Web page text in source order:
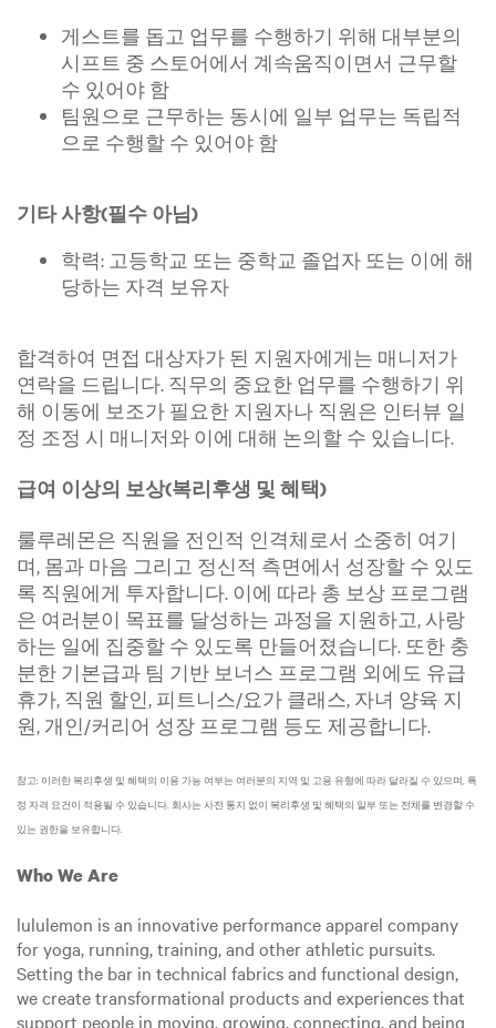
게스트를 돕고 업무를 수행하기 위해 대부분의
시프트 중 스토어에서 계속움직이면서 근무할
수 있어야 함
팀원으로 근무하는 동시에 일부 업무는 독립적
으로 수행할 수 있어야 함
기타 사항(필수 아님)
학력: 고등학교 또는 중학교 졸업자 또는 이에 해
당하는 자격 보유자
합격하여 면접 대상자가 된 지원자에게는 매니저가
연락을 드립니다. 직무의 중요한 업무를 수행하기 위
해 이동에 보조가 필요한 지원자나 직원은 인터뷰 일
정 조정 시 매니저와 이에 대해 논의할 수 있습니다.
급여 이상의 보상(복리후생 및 혜택)
룰루레몬은 직원을 전인적 인격체로서 소중히 여기
며, 몸과 마음 그리고 정신적 측면에서 성장할 수 있도
록 직원에게 투자합니다. 이에 따라 총 보상 프로그램
은 여러분이 목표를 달성하는 과정을 지원하고, 사랑
하는 일에 집중할 수 있도록 만들어졌습니다. 또한 충
분한 기본급과 팀 기반 보너스 프로그램 외에도 유급
휴가, 직원 할인, 피트니스/요가 클래스, 자녀 양육 지
원, 개인/커리어 성장 프로그램 등도 제공합니다.
참고: 이러한 복리후생 및 혜택의 이용 가능 여부는 여러분의 지역 및 고용 유형에 따라 달라질 수 있으며, 특
정 자격 요건이 적용될 수 있습니다. 회사는 사전 통지 없이 복리후생 및 혜택의 일부 또는 전체를 변경할 수
있는 권한을 보유합니다.
Who We Are
lululemon is an innovative performance apparel company
for yoga, running, training, and other athletic pursuits.
Setting the bar in technical fabrics and functional design,
we create transformational products and experiences that
support people in moving, growing, connecting, and being